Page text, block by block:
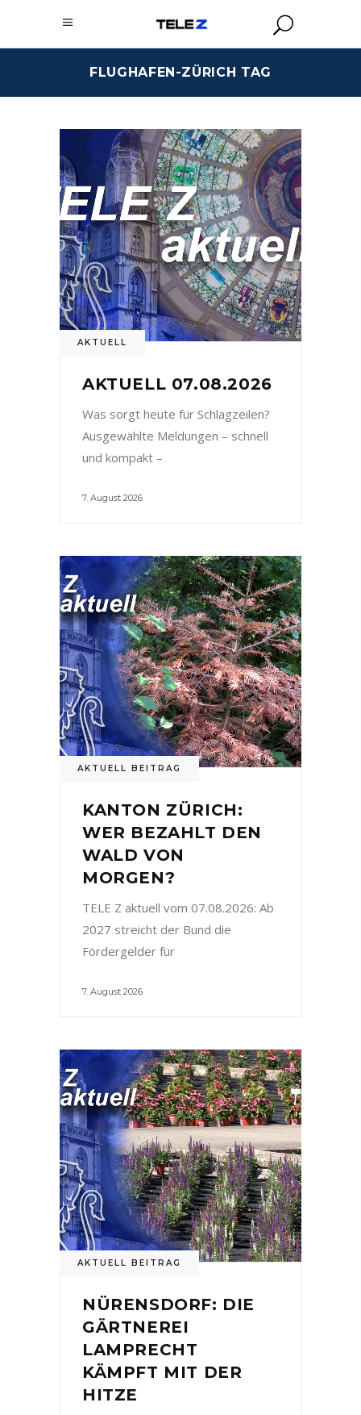
FLUGHAFEN-ZÜRICH TAG
AKTUELL
AKTUELL 07.08.2026
Was sorgt heute für Schlagzeilen?
Ausgewählte Meldungen – schnell
und kompakt –
7. August 2026
AKTUELL BEITRAG
KANTON ZÜRICH:
WER BEZAHLT DEN
WALD VON
MORGEN?
TELE Z aktuell vom 07.08.2026: Ab
2027 streicht der Bund die
Fördergelder für
7. August 2026
AKTUELL BEITRAG
NÜRENSDORF: DIE
GÄRTNEREI
LAMPRECHT
KÄMPFT MIT DER
HITZE